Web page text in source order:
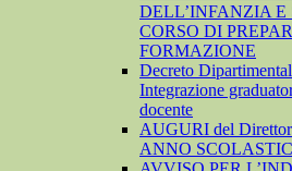
DELL’INFANZIA
CORSO DI
FORMAZIONE
Decreto
Integrazione
docente
AUGURI del
ANNO